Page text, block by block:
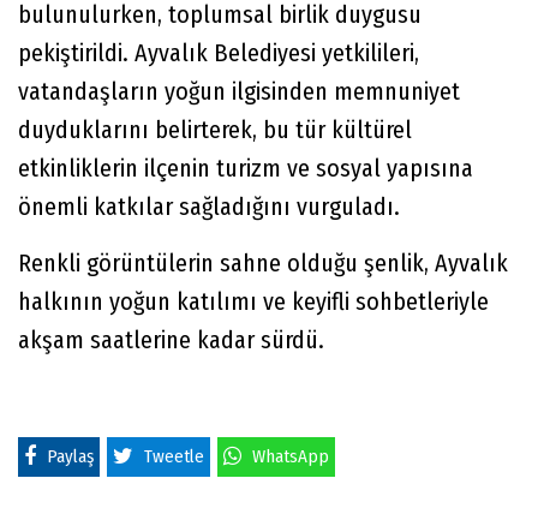
bulunulurken, toplumsal birlik duygusu
pekiştirildi. Ayvalık Belediyesi yetkilileri,
vatandaşların yoğun ilgisinden memnuniyet
duyduklarını belirterek, bu tür kültürel
etkinliklerin ilçenin turizm ve sosyal yapısına
önemli katkılar sağladığını vurguladı.
Renkli görüntülerin sahne olduğu şenlik, Ayvalık
halkının yoğun katılımı ve keyifli sohbetleriyle
akşam saatlerine kadar sürdü.
Paylaş Tweetle WhatsApp